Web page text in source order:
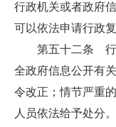
行政机关或者政府
可以依法申请行政
第五十二条 行
全政府信息公开有
令改正；情节严重
人员依法给予处分。